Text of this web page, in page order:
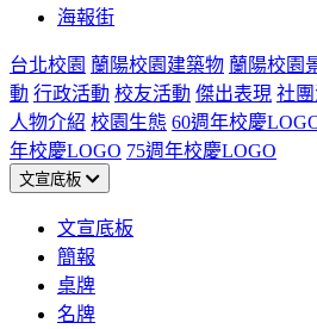
海報街
台北校園 蘭陽校園建築物 蘭陽校園
動 行政活動 校友活動 傑出表現 社
人物介紹 校園生態 60週年校慶
年校慶LOGO 75週年校慶LOGO
文宣底板
文宣底板
簡報
桌牌
名牌